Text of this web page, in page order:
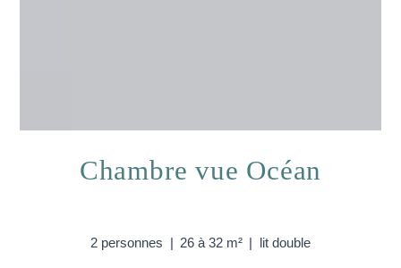
Chambre vue Océan
2 personnes 26 à 32 m² lit double